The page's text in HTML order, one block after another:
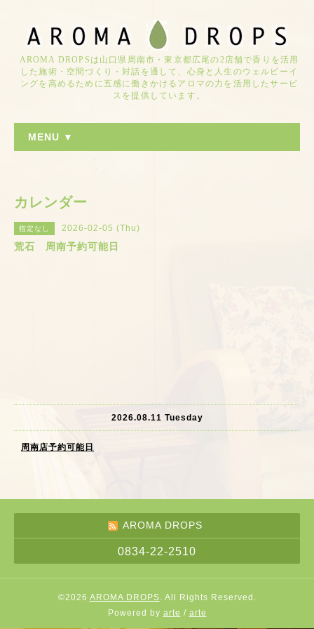
AROMA DROPSは山口県周南市・東京都広尾の2店舗で香りを活用
した施術・空間づくり・対話を通して、心身と人生のウェルビーイ
ングを高めるために五感に働きかけるアロマの力を活用したサービ
スを提供しています。
MENU ▼
カレンダー
指定なし 2026-02-05 (Thu)
荒石 周南予約可能日
2026.08.11 Tuesday
周南店予約可能日
AROMA DROPS
0834-22-2510
©2026 AROMA DROPS. All Rights Reserved.
Powered by arte / arte